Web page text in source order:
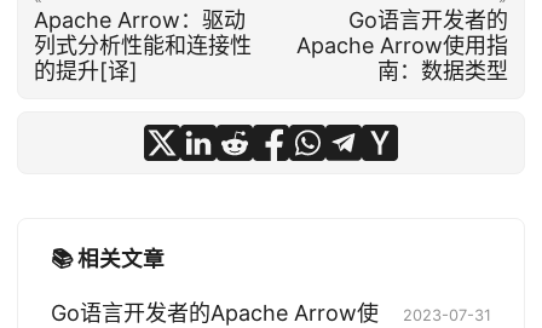
Apache Arrow：驱动
列式分析性能和连接性
的提升[译]
Go语言开发者的
Apache Arrow使用指
南：数据类型
📚 相关文章
Go语言开发者的Apache Arrow使
2023-07-31